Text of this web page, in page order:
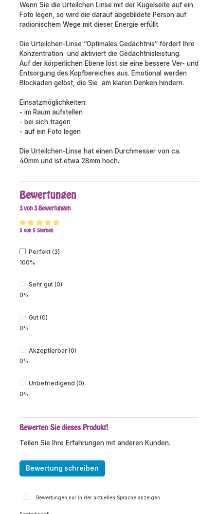
Wenn Sie die Urteilchen Linse mit der Kugelseite auf ein
Foto legen, so wird die darauf abgebildete Person auf
radionischem Wege mit dieser Energie erfüllt.
Die Urteilchen-Linse “Optimales Gedächtnis” fördert Ihre
Konzentration und aktiviert die Gedächtnisleistung.
Auf der körperlichen Ebene löst sie eine bessere Ver- und
Entsorgung des Kopfbereiches aus. Emotional werden
Blockaden gelöst, die Sie am klaren Denken hindern.
Einsatzmöglichkeiten:
- im Raum aufstellen
- bei sich tragen
- auf ein Foto legen
Die Urteilchen-Linse hat einen Durchmesser von ca.
40mm und ist etwa 28mm hoch.
Bewertungen
3 von 3 Bewertungen
Durchschnittliche Bewertung von 5 von 5 Sternen
5 von 5 Sternen
Perfekt (3)
100%
Sehr gut (0)
0%
Gut (0)
0%
Akzeptierbar (0)
0%
Unbefriedigend (0)
0%
Bewerten Sie dieses Produkt!
Teilen Sie Ihre Erfahrungen mit anderen Kunden.
Bewertung schreiben
Bewertungen nur in der aktuellen Sprache anzeigen.